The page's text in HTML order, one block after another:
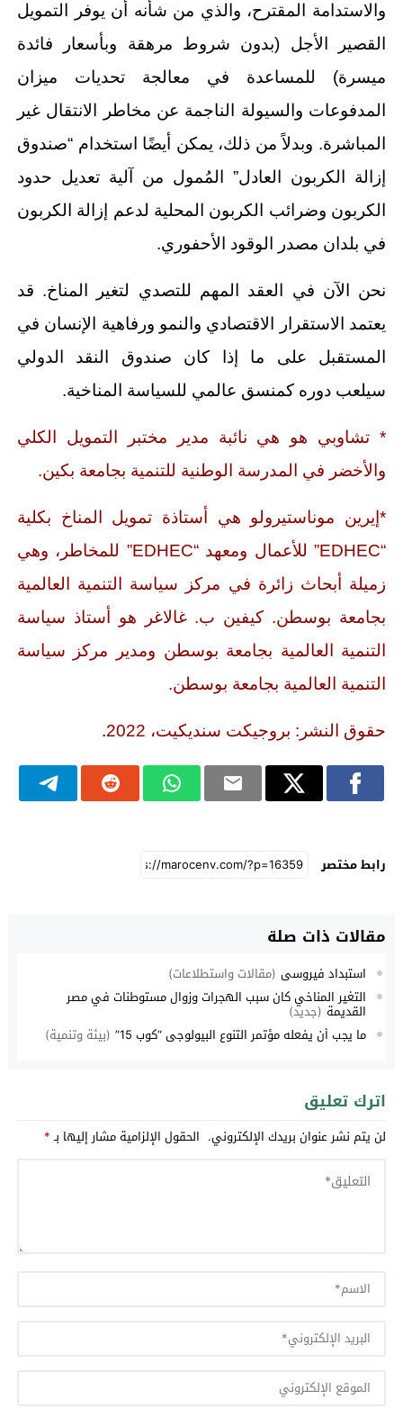
والاستدامة المقترح، والذي من شأنه أن يوفر التمويل
القصير الأجل (بدون شروط مرهقة وبأسعار فائدة
ميسرة) للمساعدة في معالجة تحديات ميزان
المدفوعات والسيولة الناجمة عن مخاطر الانتقال غير
المباشرة. وبدلاً من ذلك، يمكن أيضًا استخدام “صندوق
إزالة الكربون العادل” المُمول من آلية تعديل حدود
الكربون وضرائب الكربون المحلية لدعم إزالة الكربون
في بلدان مصدر الوقود الأحفوري.
نحن الآن في العقد المهم للتصدي لتغير المناخ. قد
يعتمد الاستقرار الاقتصادي والنمو ورفاهية الإنسان في
المستقبل على ما إذا كان صندوق النقد الدولي
سيلعب دوره كمنسق عالمي للسياسة المناخية.
* تشاوبي هو هي نائبة مدير مختبر التمويل الكلي
والأخضر في المدرسة الوطنية للتنمية بجامعة بكين.
*إيرين موناستيرولو هي أستاذة تمويل المناخ بكلية
“EDHEC” للأعمال ومعهد “EDHEC” للمخاطر، وهي
زميلة أبحاث زائرة في مركز سياسة التنمية العالمية
بجامعة بوسطن. كيفين ب. غالاغر هو أستاذ سياسة
التنمية العالمية بجامعة بوسطن ومدير مركز سياسة
التنمية العالمية بجامعة بوسطن.
حقوق النشر: بروجيكت سنديكيت، 2022 .
رابط مختصر
مقالات ذات صلة
استبداد فيروسي (مقالات واستطلاعات)
التغير المناخي كان سبب الهجرات وزوال مستوطنات في مصر
القديمة (جديد)
ما يجب أن يفعله مؤتمر التنوع البيولوجي “كوب 15”
(بيئة وتنمية)
اترك تعليق
لن يتم نشر عنوان بريدك الإلكتروني. الحقول الإلزامية مشار إليها بـ*